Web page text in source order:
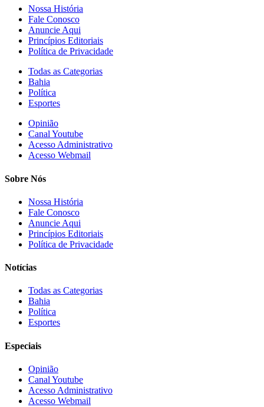
Nossa História
Fale Conosco
Anuncie Aqui
Princípios Editoriais
Política de Privacidade
Todas as Categorias
Bahia
Política
Esportes
Opinião
Canal Youtube
Acesso Administrativo
Acesso Webmail
Sobre Nós
Nossa História
Fale Conosco
Anuncie Aqui
Princípios Editoriais
Política de Privacidade
Notícias
Todas as Categorias
Bahia
Política
Esportes
Especiais
Opinião
Canal Youtube
Acesso Administrativo
Acesso Webmail